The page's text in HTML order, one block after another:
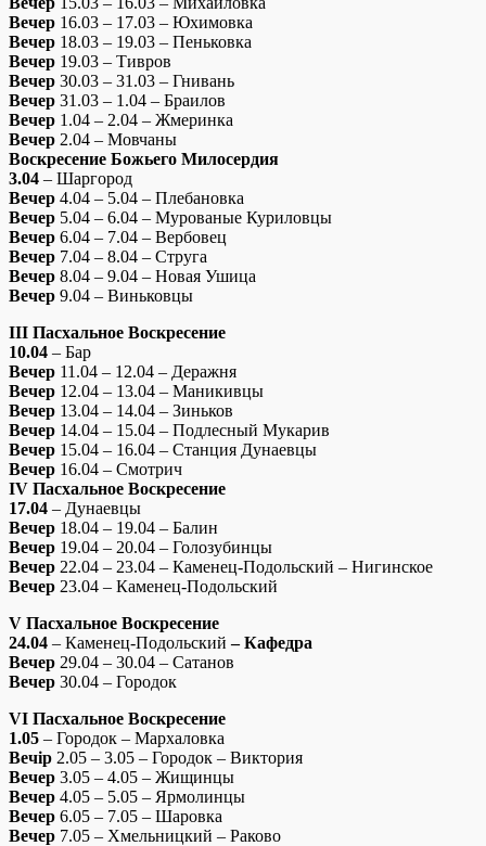
Вечер 16.03 – 17.03 – Юхимовка
Вечер 18.03 – 19.03 – Пеньковка
Вечер 19.03 – Тивров
Вечер 30.03 – 31.03 – Гнивань
Вечер 31.03 – 1.04 – Браилов
Вечер 1.04 – 2.04 – Жмеринка
Вечер 2.04 – Мовчаны
Воскресение Божьего Милосердия
3.04 – Шаргород
Вечер 4.04 – 5.04 – Плебановка
Вечер 5.04 – 6.04 – Мурованые Куриловцы
Вечер 6.04 – 7.04 – Вербовец
Вечер 7.04 – 8.04 – Струга
Вечер 8.04 – 9.04 – Новая Ушица
Вечер 9.04 – Виньковцы
ІІІ Пасхальное Воскресение
10.04 – Бар
Вечер 11.04 – 12.04 – Деражня
Вечер 12.04 – 13.04 – Маникивцы
Вечер 13.04 – 14.04 – Зиньков
Вечер 14.04 – 15.04 – Подлесный Мукарив
Вечер 15.04 – 16.04 – Станция Дунаевцы
Вечер 16.04 – Смотрич
IV Пасхальное Воскресение
17.04 – Дунаевцы
Вечер 18.04 – 19.04 – Балин
Вечер 19.04 – 20.04 – Голозубинцы
Вечер 22.04 – 23.04 – Каменец-Подольский – Нигинское
Вечер 23.04 – Каменец-Подольский
V Пасхальное Воскресение
24.04 – Каменец-Подольский – Кафедра
Вечер 29.04 – 30.04 – Сатанов
Вечер 30.04 – Городок
VI Пасхальное Воскресение
1.05 – Городок – Мархаловка
Вечір 2.05 – 3.05 – Городок – Виктория
Вечер 3.05 – 4.05 – Жищинцы
Вечер 4.05 – 5.05 – Ярмолинцы
Вечер 6.05 – 7.05 – Шаровка
Вечер 7.05 – Хмельницкий – Раково